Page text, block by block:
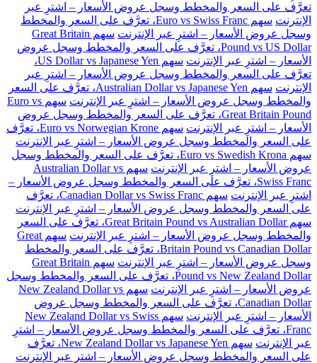
تعرَّف على السعر والمخطط وسجل عروض الأسعار – اشترِ عبر
الإنترنت
سهم Euro vs Swiss Franc، تعرَّف على السعر والمخطط
وسجل عروض الأسعار – اشترِ عبر الإنترنت
سهم Great Britain
Pound vs US Dollar، تعرَّف على السعر والمخطط وسجل عروض
الأسعار – اشترِ عبر الإنترنت
سهم US Dollar vs Japanese Yen،
تعرَّف على السعر والمخطط وسجل عروض الأسعار – اشترِ عبر
الإنترنت
سهم Australian Dollar vs Japanese Yen، تعرَّف على السعر
والمخطط وسجل عروض الأسعار – اشترِ عبر الإنترنت
سهم Euro vs
Great Britain Pound، تعرَّف على السعر والمخطط وسجل عروض
الأسعار – اشترِ عبر الإنترنت
سهم Euro vs Norwegian Krone، تعرَّف
على السعر والمخطط وسجل عروض الأسعار – اشترِ عبر الإنترنت
سهم Euro vs Swedish Krona، تعرَّف على السعر والمخطط وسجل
عروض الأسعار – اشترِ عبر الإنترنت
سهم Australian Dollar vs
Swiss Franc، تعرَّف على السعر والمخطط وسجل عروض الأسعار –
اشترِ عبر الإنترنت
سهم Canadian Dollar vs Swiss Franc، تعرَّف
على السعر والمخطط وسجل عروض الأسعار – اشترِ عبر الإنترنت
سهم Great Britain Pound vs Australian Dollar، تعرَّف على السعر
والمخطط وسجل عروض الأسعار – اشترِ عبر الإنترنت
سهم Great
Britain Pound vs Canadian Dollar، تعرَّف على السعر والمخطط
وسجل عروض الأسعار – اشترِ عبر الإنترنت
سهم Great Britain
Pound vs New Zealand Dollar، تعرَّف على السعر والمخطط وسجل
عروض الأسعار – اشترِ عبر الإنترنت
سهم New Zealand Dollar vs
Canadian Dollar، تعرَّف على السعر والمخطط وسجل عروض
الأسعار – اشترِ عبر الإنترنت
سهم New Zealand Dollar vs Swiss
Franc، تعرَّف على السعر والمخطط وسجل عروض الأسعار – اشترِ
عبر الإنترنت
سهم New Zealand Dollar vs Japanese Yen، تعرَّف
على السعر والمخطط وسجل عروض الأسعار – اشترِ عبر الإنترنت